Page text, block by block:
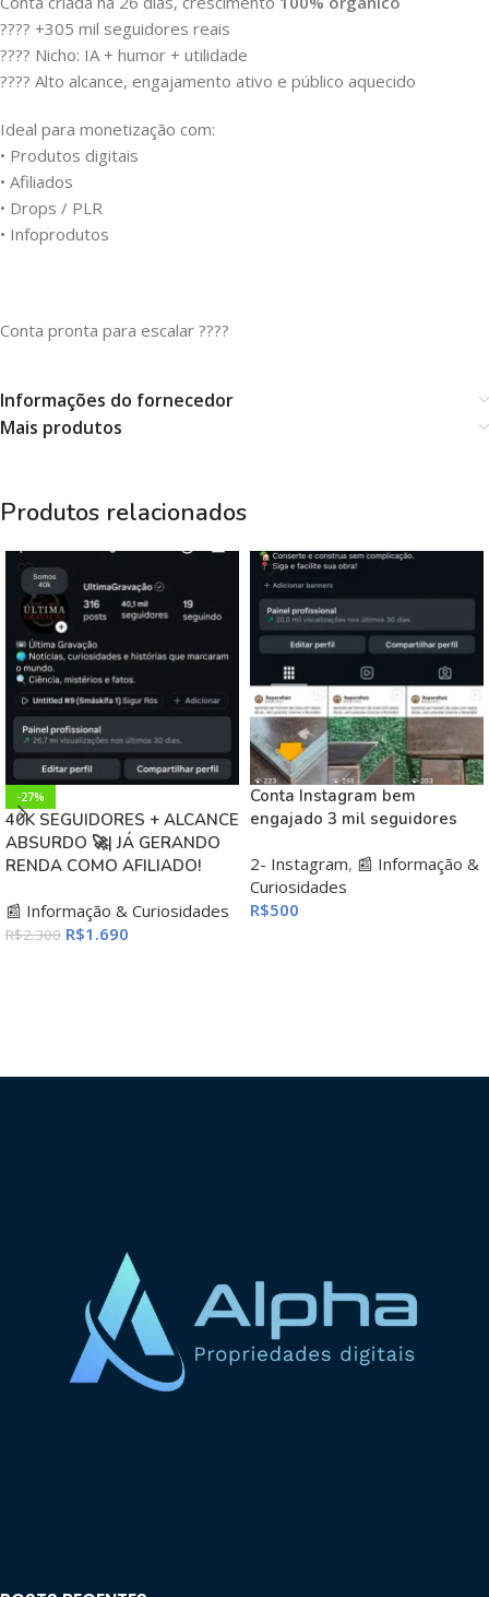
???? +305 mil seguidores reais
???? Nicho: IA + humor + utilidade
???? Alto alcance, engajamento ativo e público aquecido
Ideal para monetização com:
• Produtos digitais
• Afiliados
• Drops / PLR
• Infoprodutos
Conta pronta para escalar ????
Informações do fornecedor
Mais produtos
Produtos relacionados
-27%
40K SEGUIDORES + ALCANCE
ABSURDO 🚀| JÁ GERANDO
RENDA COMO AFILIADO!
📰 Informação & Curiosidades
R$2.300 R$1.690
Conta Instagram bem
engajado 3 mil seguidores
2- Instagram, 📰 Informação &
Curiosidades
R$500